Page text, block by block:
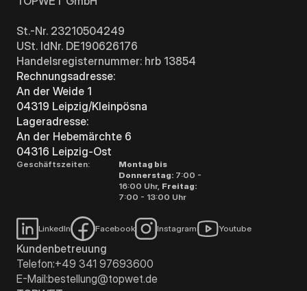
St.-Nr. 23210504249
USt. IdNr. DE190626176
Handelsregisternummer: hrb 13854
Rechnungsadresse:
An der Weide 1
04319 Leipzig/Kleinpösna
Lageradresse:
An der Hebemärchte 6
04316 Leipzig-Ost
Geschäftszeiten:
Montag bis
Donnerstag: 7:00 -
16:00 Uhr, Freitag:
7:00 - 13:00 Uhr
LinkedIn Facebook Instagram Youtube
Kundenbetreuung
Telefon:+49 341 97693600
E-Mail:bestellung@topwet.de